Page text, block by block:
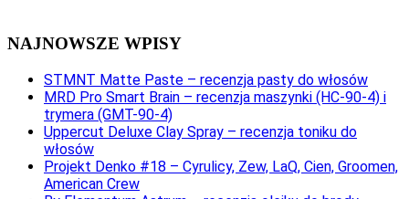
NAJNOWSZE WPISY
STMNT Matte Paste – recenzja pasty do włosów
MRD Pro Smart Brain – recenzja maszynki (HC-90-4) i
trymera (GMT-90-4)
Uppercut Deluxe Clay Spray – recenzja toniku do
włosów
Projekt Denko #18 – Cyrulicy, Zew, LaQ, Cien, Groomen,
American Crew